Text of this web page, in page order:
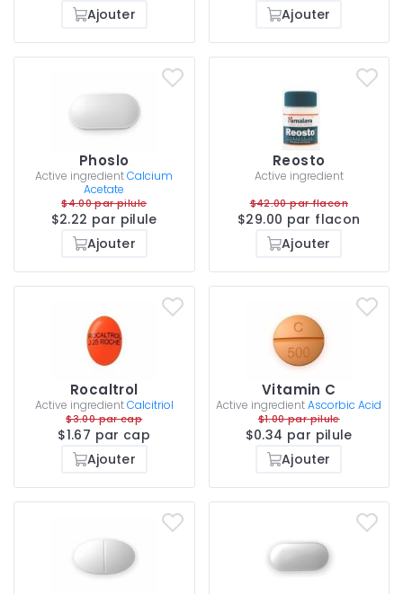
Ajouter
Ajouter
Phoslo
Active ingredientCalcium
Acetate
$4.00 par pilule
$2.22 par pilule
Ajouter
Reosto
Active ingredient
$42.00 par flacon
$29.00 par flacon
Ajouter
Rocaltrol
Active ingredientCalcitriol
$3.00 par cap
$1.67 par cap
Ajouter
Vitamin C
Active ingredientAscorbic Acid
$1.00 par pilule
$0.34 par pilule
Ajouter